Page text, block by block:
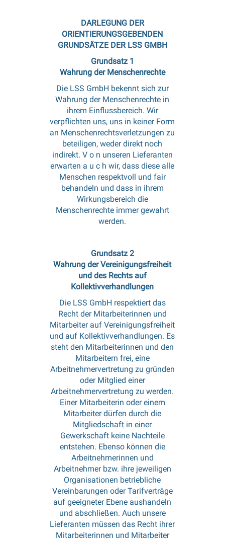
DARLEGUNG DER
ORIENTIERUNGSGEBENDEN
GRUNDSÄTZE DER LSS GMBH
Grundsatz 1
Wahrung der Menschenrechte
Die LSS GmbH bekennt sich zur
Wahrung der Menschenrechte in
ihrem Einflussbereich. Wir
verpflichten uns, uns in keiner Form
an Menschenrechtsverletzungen zu
beteiligen, weder direkt noch
indirekt. V o n unseren Lieferanten
erwarten a u c h wir, dass diese alle
Menschen respektvoll und fair
behandeln und dass in ihrem
Wirkungsbereich die
Menschenrechte immer gewahrt
werden.
Grundsatz 2
Wahrung der Vereinigungsfreiheit
und des Rechts auf
Kollektivverhandlungen
Die LSS GmbH respektiert das
Recht der Mitarbeiterinnen und
Mitarbeiter auf Vereinigungsfreiheit
und auf Kollektivverhandlungen. Es
steht den Mitarbeiterinnen und den
Mitarbeitern frei, eine
Arbeitnehmervertretung zu gründen
oder Mitglied einer
Arbeitnehmervertretung zu werden.
Einer Mitarbeiterin oder einem
Mitarbeiter dürfen durch die
Mitgliedschaft in einer
Gewerkschaft keine Nachteile
entstehen. Ebenso können die
Arbeitnehmerinnen und
Arbeitnehmer bzw. ihre jeweiligen
Organisationen betriebliche
Vereinbarungen oder Tarifverträge
auf geeigneter Ebene aushandeln
und abschließen. Auch unsere
Lieferanten müssen das Recht ihrer
Mitarbeiterinnen und Mitarbeiter